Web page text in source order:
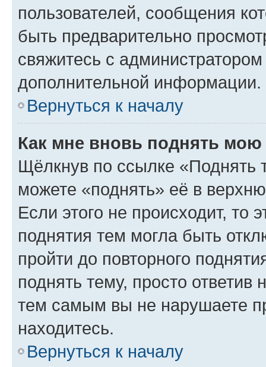
пользователей, сообщения
быть предварительно
свяжитесь с
дополнительной информации.
Вернуться к началу
Как мне вновь поднять мою
Щёлкнув по ссылке «Поднять
можете «поднять» её в
Если этого не происходит, то
поднятия тем могла быть
пройти до повторного
поднять тему, просто ответив
тем самым вы не нарушаете
находитесь.
Вернуться к началу